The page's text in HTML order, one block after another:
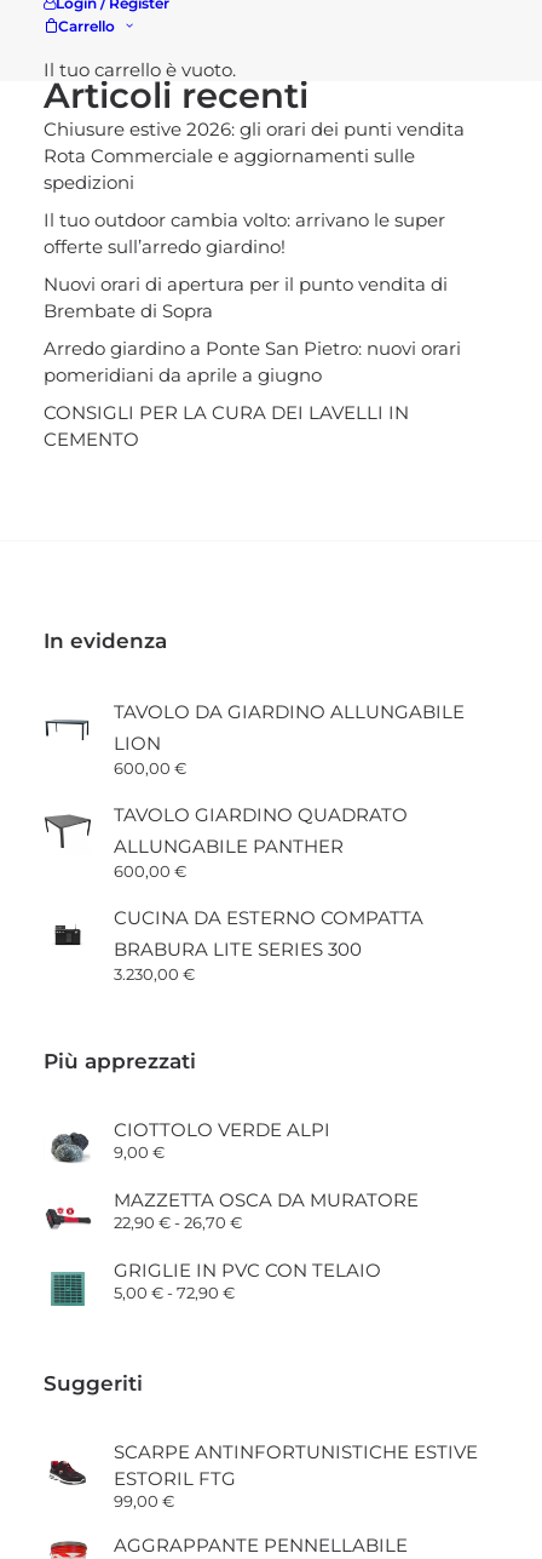
Carrello
Il tuo carrello è vuoto.
Articoli recenti
Chiusure estive 2026: gli orari dei punti vendita
Rota Commerciale e aggiornamenti sulle
spedizioni
Il tuo outdoor cambia volto: arrivano le super
offerte sull’arredo giardino!
Nuovi orari di apertura per il punto vendita di
Brembate di Sopra
Arredo giardino a Ponte San Pietro: nuovi orari
pomeridiani da aprile a giugno
CONSIGLI PER LA CURA DEI LAVELLI IN
CEMENTO
In evidenza
TAVOLO DA GIARDINO ALLUNGABILE
LION
600,00 €
TAVOLO GIARDINO QUADRATO
ALLUNGABILE PANTHER
600,00 €
CUCINA DA ESTERNO COMPATTA
BRABURA LITE SERIES 300
3.230,00 €
Più apprezzati
CIOTTOLO VERDE ALPI
9,00 €
MAZZETTA OSCA DA MURATORE
22,90 €-26,70 €Fascia
da
GRIGLIE IN PVC CON TELAIO
5,00 €-72,90 €Fascia
Suggeriti
SCARPE ANTINFORTUNISTICHE ESTIVE
ESTORIL FTG
99,00 €
AGGRAPPANTE PENNELLABILE